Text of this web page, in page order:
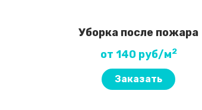
Уборка после пожара
от 140 руб/м2
Заказать